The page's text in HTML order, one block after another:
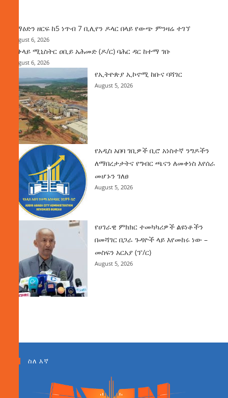
ከማዕድን ዘርፍ ከ5 ነጥብ 7 ቢሊየን ዶላር በላይ የውጭ ምንዛሬ ተገኘ
August 6, 2026
ጠቅላይ ሚኒስትር ዐቢይ አሕመድ (ዶ/ር) ባሕር ዳር ከተማ ገቡ
August 6, 2026
የኢትዮጵያ ኢኮኖሚ ከቡና ባሻገር
August 5, 2026
የአዲስ አበባ ገቢዎች ቢሮ አነስተኛ ንግዶችን
ለማበረታታትና የግብር ጫናን ለመቀነስ እየሰራ
መሆኑን ገለፀ
August 5, 2026
የሀገራዊ ምክክር ተመካካሪዎች ልዩነቶችን
በመሻገር በጋራ ጉዳዮች ላይ እየመከሩ ነው –
መስፍን አርአያ (ፕ/ር)
August 5, 2026
ስለ እኛ